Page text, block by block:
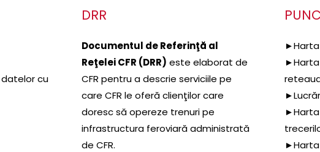
datelor cu
DRR
Documentul de Referinţă al
Reţelei CFR (DRR) este elaborat de
CFR pentru a descrie serviciile pe
care CFR le oferă clienţilor care
doresc să opereze trenuri pe
infrastructura feroviară administrată
de CFR.
►Harta